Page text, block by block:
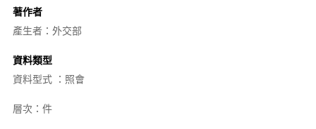
著作者
產生者：外交部
資料類型
資料型式 ：照會
層次：件